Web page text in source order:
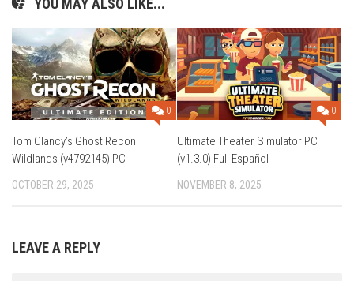
YOU MAY ALSO LIKE...
0
Tom Clancy’s Ghost Recon
Wildlands (v4792145) PC
OCTOBER 29, 2025
0
Ultimate Theater Simulator PC
(v1.3.0) Full Español
NOVEMBER 8, 2025
LEAVE A REPLY